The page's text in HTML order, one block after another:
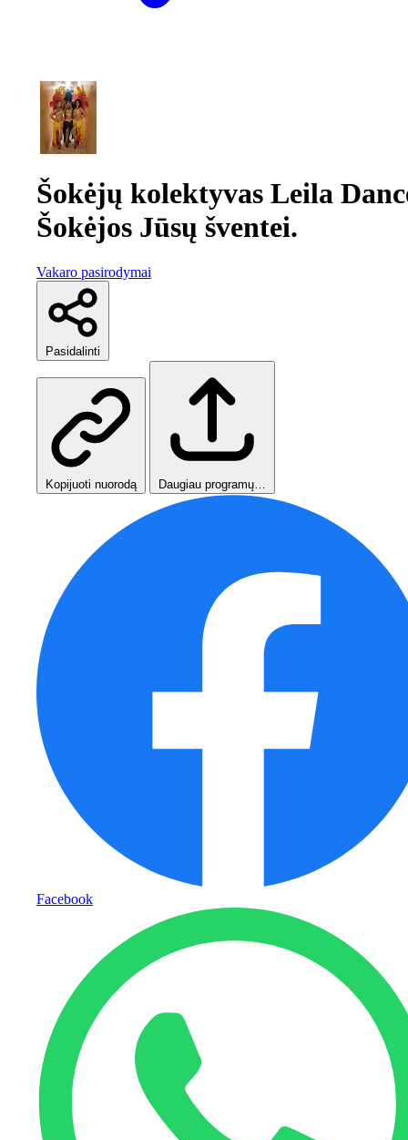
Šokėjų kolektyvas Leila
Šokėjos Jūsų šventei.
Vakaro pasirodymai
Pasidalinti
Kopijuoti nuorodą Daugiau programų…
Facebook